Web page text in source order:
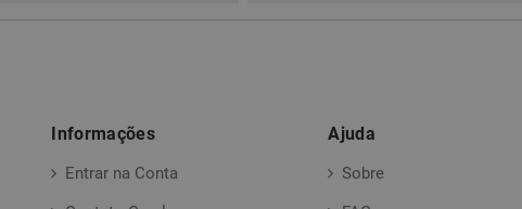
Informações
Entrar na Conta
Ajuda
Sobre